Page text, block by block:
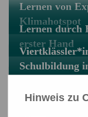
Lernen von
Klimahotspot
Lernen durch
erster Hand
Schulbildung
Hinweis zu